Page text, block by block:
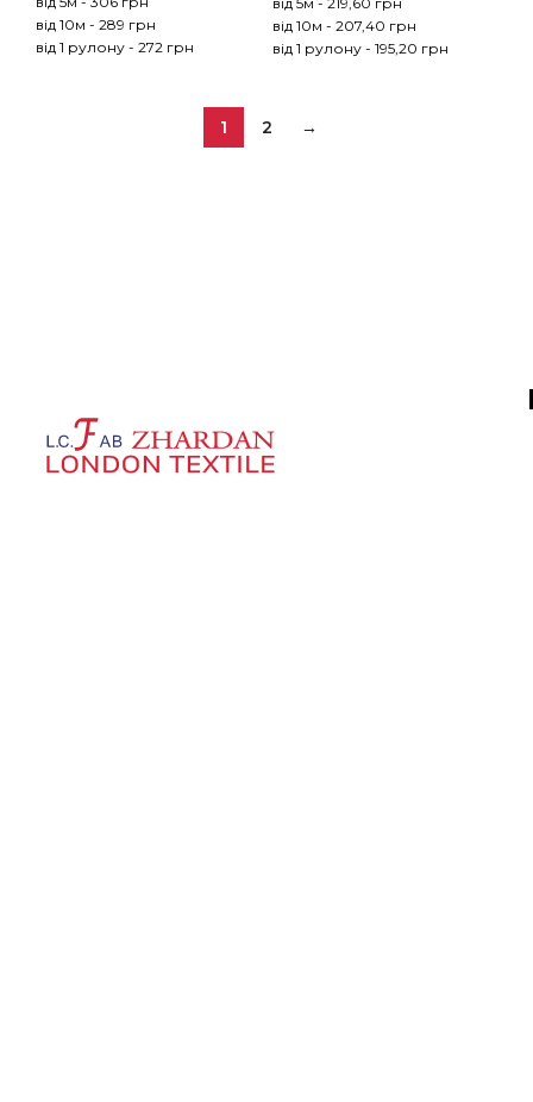
від 10м - 289 грн
від 1 рулону - 272 грн
від 10м - 207,40 грн
від 1 рулону - 195,20 грн
1 2 →